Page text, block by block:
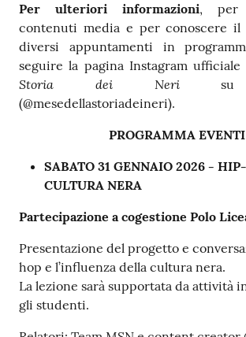
Per ulteriori informazioni, per
contenuti media e per conoscere il
diversi appuntamenti in
seguire la pagina Instagram ufficiale
Storia dei Nerisu
(@mesedellastoriadeineri).
PROGRAMMA EVENTI
SABATO 31 GENNAIO 2026 -
CULTURA NERA
Partecipazione a cogestione Polo
Presentazione del progetto e
hop e l’influenza della cultura nera.
La lezione sarà supportata da attività
gli studenti.